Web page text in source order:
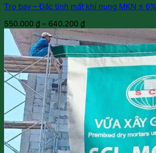
Tro bay – Đặc tính mất khi nung MKN ≤ 6%
550.000 ₫ – 640.200 ₫